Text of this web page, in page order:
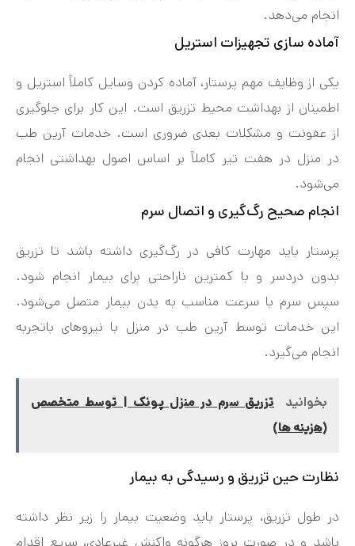
انجام می‌دهد.
آماده‌ سازی تجهیزات استریل
یکی از وظایف مهم پرستار، آماده کردن وسایل کاملاً استریل و
اطمینان از بهداشت محیط تزریق است. این کار برای جلوگیری
از عفونت و مشکلات بعدی ضروری است. خدمات آرین طب
در منزل در هفت‌ تیر کاملاً بر اساس اصول بهداشتی انجام
می‌شود.
انجام صحیح رگ‌گیری و اتصال سرم
پرستار باید مهارت کافی در رگ‌گیری داشته باشد تا تزریق
بدون دردسر و با کمترین ناراحتی برای بیمار انجام شود.
سپس سرم با سرعت مناسب به بدن بیمار متصل می‌شود.
این خدمات توسط آرین طب در منزل با نیروهای باتجربه
انجام می‌گیرد.
بخوانید
تزریق سرم در منزل پونک | توسط متخصص
(هزینه ها)
نظارت حین تزریق و رسیدگی به بیمار
در طول تزریق، پرستار باید وضعیت بیمار را زیر نظر داشته
باشد و در صورت بروز هرگونه واکنش غیرعادی، سریع اقدام